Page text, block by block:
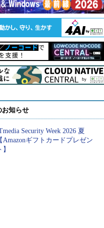
お知らせ
Security Week 2026 夏
【Amazonギフトカードプレゼン
】